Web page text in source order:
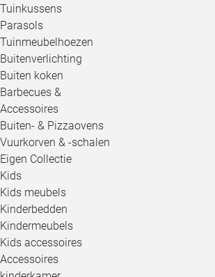
Tuinkussens
Parasols
Tuinmeubelhoezen
Buitenverlichting
Buiten koken
Barbecues &
Accessoires
Buiten- & Pizzaovens
Vuurkorven & -schalen
Eigen Collectie
Kids
Kids meubels
Kinderbedden
Kindermeubels
Kids accessoires
Accessoires